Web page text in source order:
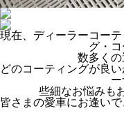
現在、ディーラーコー
グ・
数多くの
どのコーティングが良
些細なお悩みも
皆さまの愛車にお逢い